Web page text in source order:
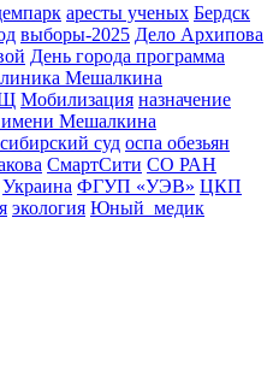
аресты ученых Бердск
выборы-2025 Дело Архипова
День города программа
Мешалкина
Щ Мобилизация назначение
Мешалкина
суд оспа обезьян
СмартСити СО РАН
Украина ФГУП «УЭВ» ЦКП
экология Юный_медик